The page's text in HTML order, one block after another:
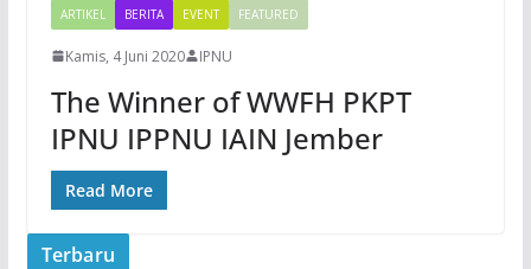
ARTIKEL BERITA EVENT FEATURED
Kamis, 4 Juni 2020 IPNU
The Winner of WWFH PKPT
IPNU IPPNU IAIN Jember
Read More
Terbaru